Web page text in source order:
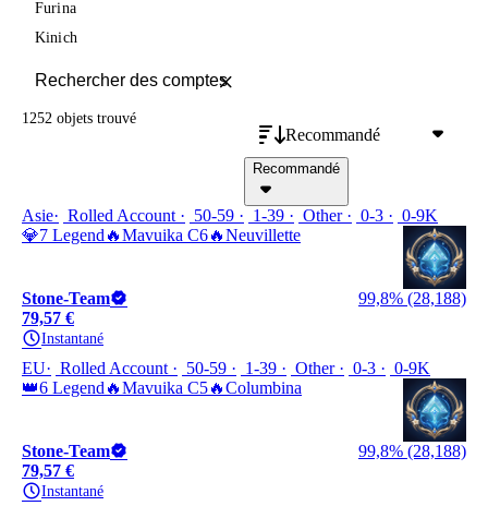
Furina
Kinich
Recommandé
Recommandé
1252 objets trouvé
Asie Rolled Account 50-59 1-39 Other 0-3
0-9K
💎7 Legend🔥Mavuika C6🔥Neuvillette
Stone-Team
99,8% (28,188)
79,57 €
Instantané
EU Rolled Account 50-59 1-39 Other 0-3
0-9K
👑6 Legend🔥Mavuika C5🔥Columbina
Stone-Team
99,8% (28,188)
79,57 €
Instantané